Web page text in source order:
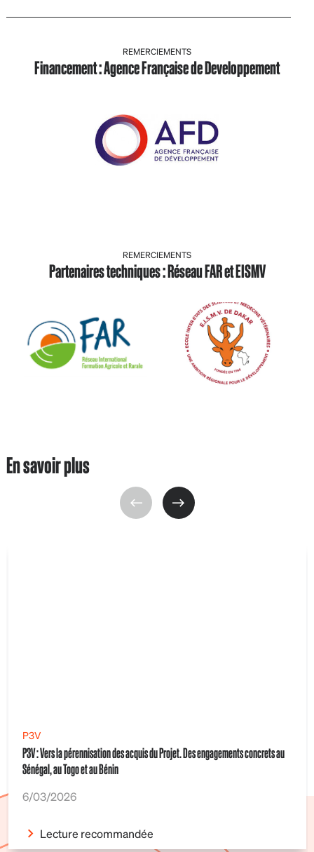
REMERCIEMENTS
Financement : Agence Française de Developpement
REMERCIEMENTS
Partenaires techniques : Réseau FAR et EISMV
En savoir plus
P3V
P3V : Vers la pérennisation des acquis du Projet. Des engagements concrets au
Sénégal, au Togo et au Bénin
6/03/2026
Lecture recommandée